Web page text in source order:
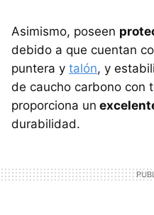
Asimismo, poseen
debido a que cuentan
puntera y talón, y
de caucho carbono con
proporciona un
durabilidad.